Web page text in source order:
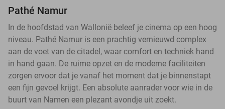
Pathé Namur
In de hoofdstad van Wallonië beleef je cinema op een hoog
niveau. Pathé Namur is een prachtig vernieuwd complex
aan de voet van de citadel, waar comfort en techniek hand
in hand gaan. De ruime opzet en de moderne faciliteiten
zorgen ervoor dat je vanaf het moment dat je binnenstapt
een fijn gevoel krijgt. Een absolute aanrader voor wie in de
buurt van Namen een plezant avondje uit zoekt.